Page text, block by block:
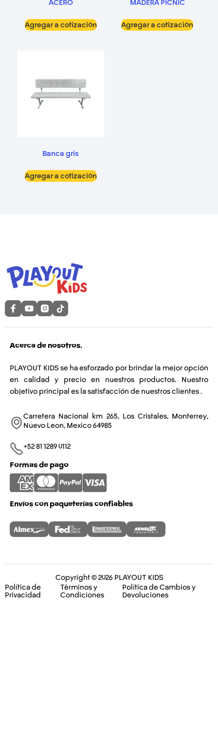
ACERO
Agregar a cotización
MADERA PICNIC
Agregar a cotización
Banca gris
Agregar a cotización
Acerca de nosotros.
PLAYOUT KIDS se ha esforzado por brindar la mejor opción
en calidad y precio en nuestros productos. Nuestro
objetivo principal es la satisfacción de nuestros clientes .
Carretera Nacional km 265, Los Cristales, Monterrey,
Nuevo Leon, Mexico 64985
+52 81 1289 0112​
Formas de pago
Envíos con paqueterías confiables
Copyright © 2026 PLAYOUT KIDS
Política de
Privacidad
Términos y
Condiciones
Política de Cambios y
Devoluciones